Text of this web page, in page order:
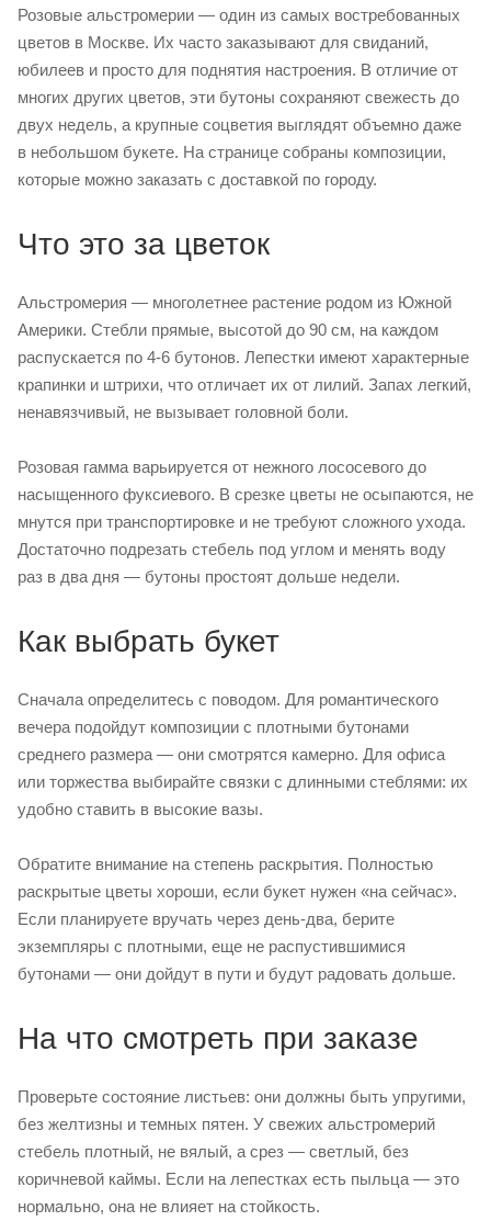
Розовые альстромерии — один из самых востребованных
цветов в Москве. Их часто заказывают для свиданий,
юбилеев и просто для поднятия настроения. В отличие от
многих других цветов, эти бутоны сохраняют свежесть до
двух недель, а крупные соцветия выглядят объемно даже
в небольшом букете. На странице собраны композиции,
которые можно заказать с доставкой по городу.
Что это за цветок
Альстромерия — многолетнее растение родом из Южной
Америки. Стебли прямые, высотой до 90 см, на каждом
распускается по 4-6 бутонов. Лепестки имеют характерные
крапинки и штрихи, что отличает их от лилий. Запах легкий,
ненавязчивый, не вызывает головной боли.
Розовая гамма варьируется от нежного лососевого до
насыщенного фуксиевого. В срезке цветы не осыпаются, не
мнутся при транспортировке и не требуют сложного ухода.
Достаточно подрезать стебель под углом и менять воду
раз в два дня — бутоны простоят дольше недели.
Как выбрать букет
Сначала определитесь с поводом. Для романтического
вечера подойдут композиции с плотными бутонами
среднего размера — они смотрятся камерно. Для офиса
или торжества выбирайте связки с длинными стеблями: их
удобно ставить в высокие вазы.
Обратите внимание на степень раскрытия. Полностью
раскрытые цветы хороши, если букет нужен «на сейчас».
Если планируете вручать через день-два, берите
экземпляры с плотными, еще не распустившимися
бутонами — они дойдут в пути и будут радовать дольше.
На что смотреть при заказе
Проверьте состояние листьев: они должны быть упругими,
без желтизны и темных пятен. У свежих альстромерий
стебель плотный, не вялый, а срез — светлый, без
коричневой каймы. Если на лепестках есть пыльца — это
нормально, она не влияет на стойкость.